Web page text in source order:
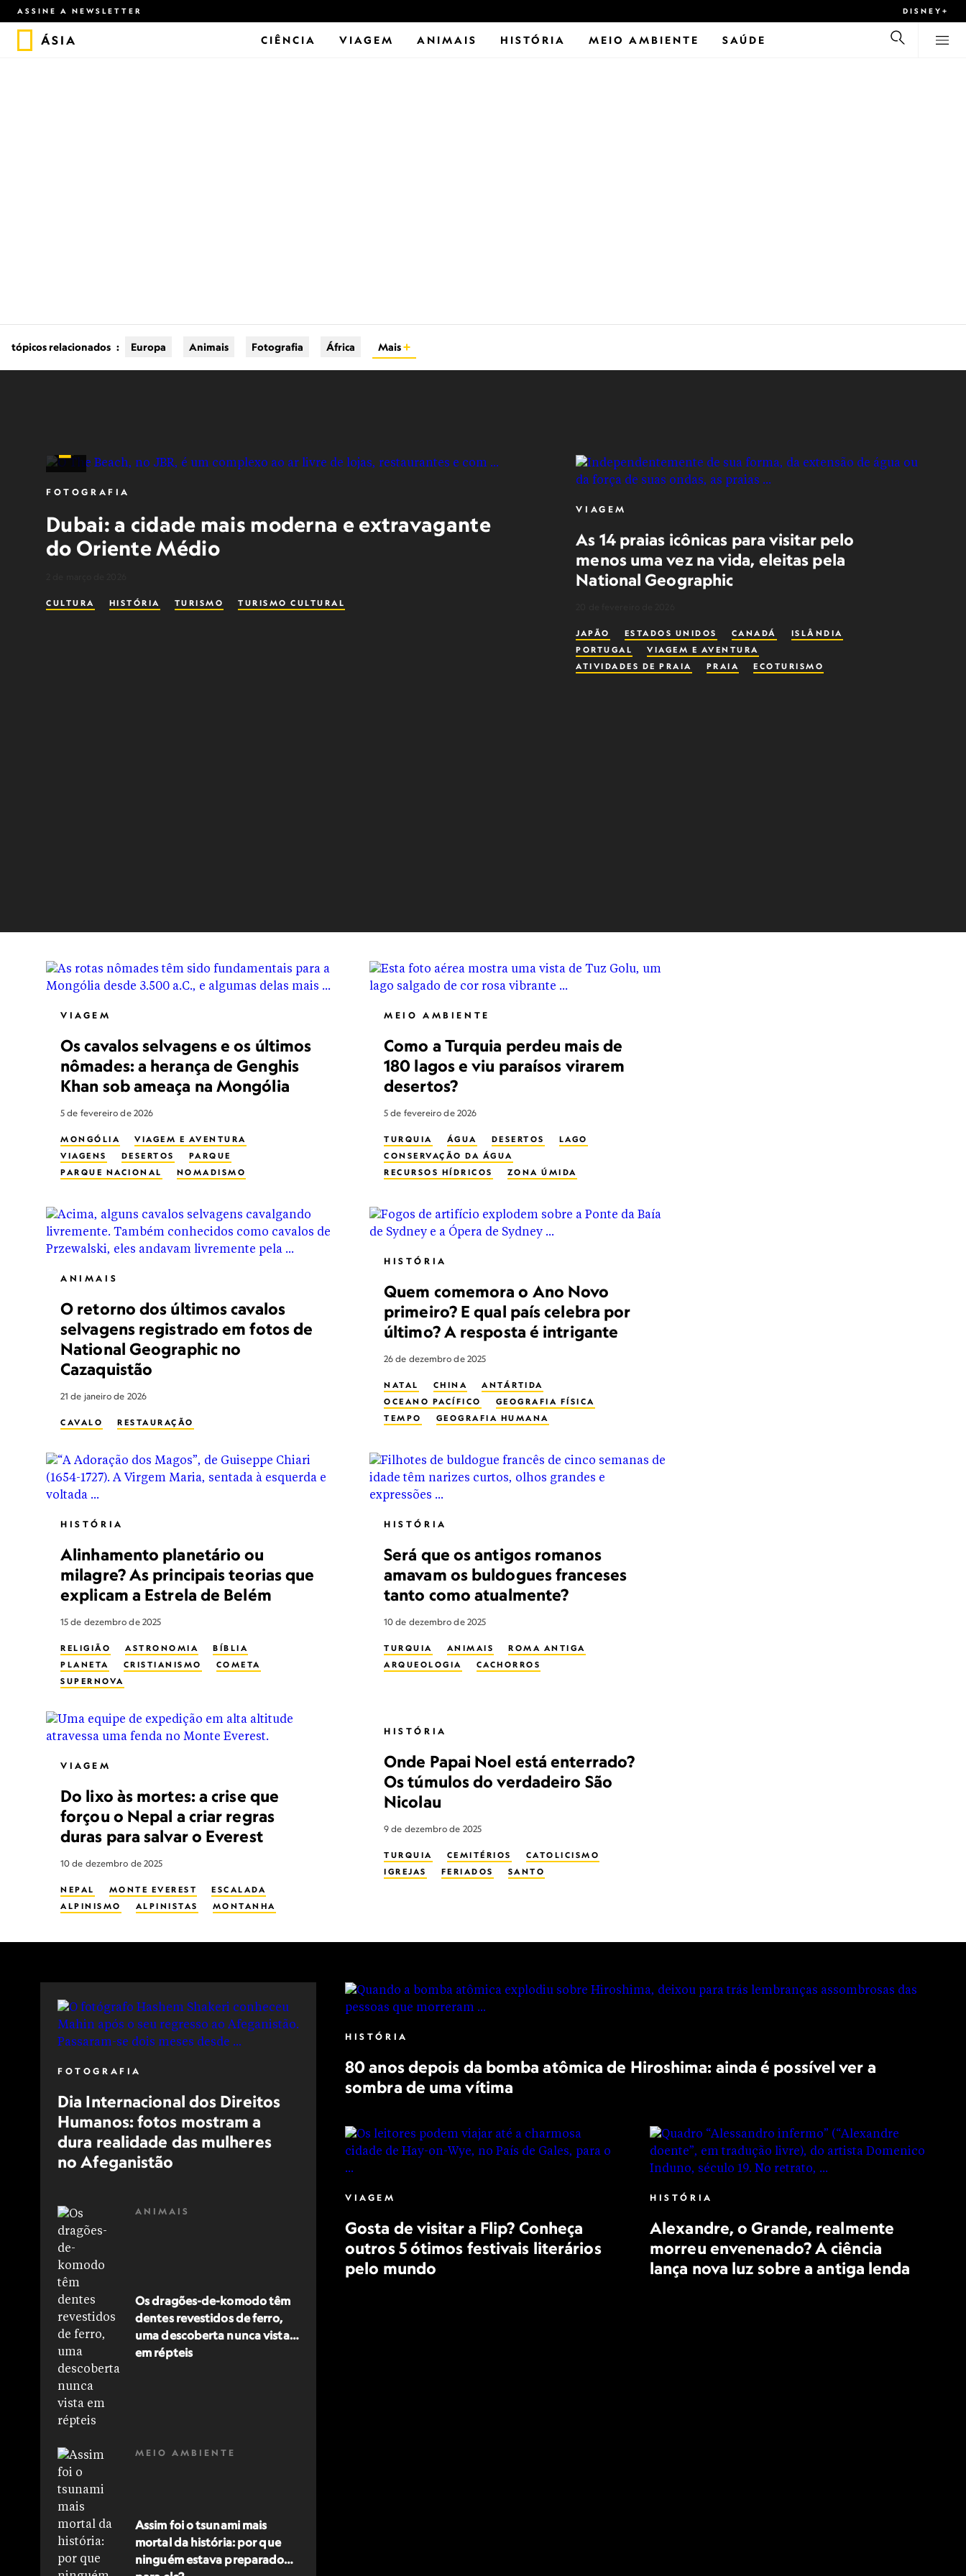
ASSINE A NEWSLETTER DISNEY+
ÁSIA CIÊNCIA VIAGEM ANIMAIS HISTÓRIA MEIO AMBIENTE SAÚDE
tópicos relacionados : Europa Animais Fotografia África Mais
FOTOGRAFIA
Dubai: a cidade mais moderna e extravagante
do Oriente Médio
CULTURA HISTÓRIA TURISMO TURISMO CULTURAL
VIAGEM
As 14 praias icônicas para visitar pelo
menos uma vez na vida, eleitas pela
National Geographic
JAPÃO ESTADOS UNIDOS CANADÁ
ISLÂNDIA
PORTUGAL
VIAGEM E AVENTURA
ATIVIDADES DE PRAIA
PRAIA ECOTURISMO
VIAGEM
Os cavalos selvagens e os últimos
nômades: a herança de Genghis
Khan sob ameaça na Mongólia
5 de fevereiro de 2026
MONGÓLIA
VIAGEM E AVENTURA
VIAGENS
DESERTOS
PARQUE
PARQUE NACIONAL
NOMADISMO
MEIO AMBIENTE
Como a Turquia perdeu mais de
180 lagos e viu paraísos virarem
desertos?
5 de fevereiro de 2026
TURQUIA ÁGUA DESERTOS
LAGO
CONSERVAÇÃO DA ÁGUA
RECURSOS HÍDRICOS
ZONA ÚMIDA
ANIMAIS
O retorno dos últimos cavalos
selvagens registrado em fotos de
National Geographic no
Cazaquistão
21 de janeiro de 2026
CAVALO RESTAURAÇÃO
HISTÓRIA
Quem comemora o Ano Novo
primeiro? E qual país celebra por
último? A resposta é intrigante
26 de dezembro de 2025
NATAL CHINA
ANTÁRTIDA
OCEANO PACÍFICO
GEOGRAFIA FÍSICA
TEMPO
GEOGRAFIA HUMANA
HISTÓRIA
Alinhamento planetário ou
milagre? As principais teorias que
explicam a Estrela de Belém
15 de dezembro de 2025
RELIGIÃO ASTRONOMIA
BÍBLIA
PLANETA
CRISTIANISMO
COMETA
SUPERNOVA
HISTÓRIA
Será que os antigos romanos
amavam os buldogues franceses
tanto como atualmente?
10 de dezembro de 2025
TURQUIA ANIMAIS
ROMA ANTIGA
ARQUEOLOGIA
CACHORROS
VIAGEM
Do lixo às mortes: a crise que
forçou o Nepal a criar regras
duras para salvar o Everest
10 de dezembro de 2025
NEPAL MONTE EVEREST
ESCALADA
ALPINISMO
ALPINISTAS MONTANHA
HISTÓRIA
Onde Papai Noel está enterrado?
Os túmulos do verdadeiro São
Nicolau
9 de dezembro de 2025
TURQUIA CEMITÉRIOS
CATOLICISMO
IGREJAS
FERIADOS SANTO
FOTOGRAFIA
Dia Internacional dos Direitos
Humanos: fotos mostram a
dura realidade das mulheres
no Afeganistão
ANIMAIS
Os dragões-de-komodo têm
dentes revestidos de ferro,
uma descoberta nunca vista
em répteis
MEIO AMBIENTE
Assim foi o tsunami mais
mortal da história: por que
ninguém estava preparado
HISTÓRIA
80 anos depois da bomba atômica de Hiroshima: ainda é possível ver a
sombra de uma vítima
VIAGEM
Gosta de visitar a Flip? Conheça
outros 5 ótimos festivais literários
pelo mundo
HISTÓRIA
Alexandre, o Grande, realmente
morreu envenenado? A ciência
lança nova luz sobre a antiga lenda